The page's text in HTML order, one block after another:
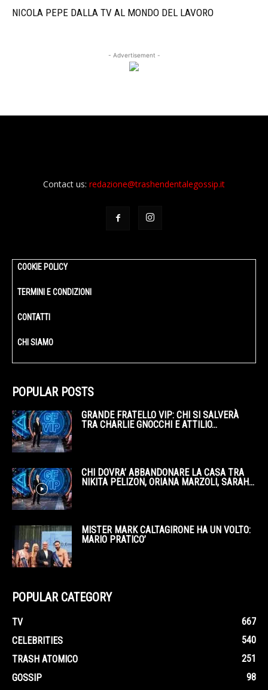
NICOLA PEPE DALLA TV AL MONDO DEL LAVORO
- Advertisement -
Contact us: redazione@trashendentalegossip.it
COOKIE POLICY
TERMINI E CONDIZIONI
CONTATTI
CHI SIAMO
POPULAR POSTS
GRANDE FRATELLO VIP: CHI SI SALVERÀ
TRA CHARLIE GNOCCHI E ATTILIO...
CHI DOVRA’ ABBANDONARE LA CASA TRA
NIKITA PELIZON, ORIANA MARZOLI, SARAH...
MISTER MARK CALTAGIRONE HA UN VOLTO:
MARIO PRATICO’
POPULAR CATEGORY
TV
667
CELEBRITIES
540
TRASH ATOMICO
251
GOSSIP
98